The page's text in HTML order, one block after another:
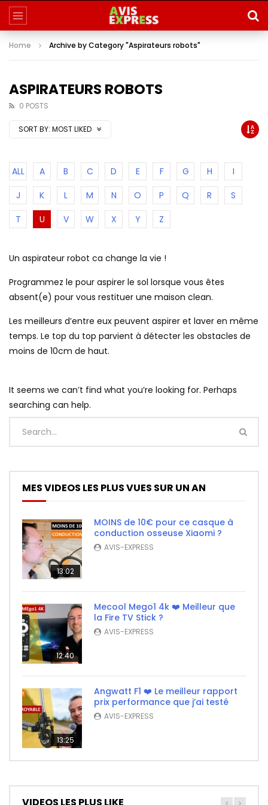
Home Archive by Category "Aspirateurs robots"
ASPIRATEURS ROBOTS
0 POSTS
SORT BY: MOST LIKED
ALL A B C D E F G H
I
J
K L M N O P Q R
S
T
U V W X Y Z
Un aspirateur robot ca change la vie !
Programmez le pour aspirer le sol lorsque vous êtes
absent(e) pour vous restituer une maison clean.
Les meilleurs d’entre eux peuvent aspirer et laver en même
temps. Le top du top parvient à détecter les obstacles de
moins de 10cm de haut.
It seems we can’t find what you’re looking for. Perhaps
searching can help.
MES VIDEOS LES PLUS VUES SUR UN AN
13:02
MOINS de 10€ pour ce casque à
conduction osseuse Xiaomi ?
AVIS-EXPRESS
12:40
Mecool Mego1 4k ❤️ Meilleur que
la Fire TV Stick ?
AVIS-EXPRESS
13:25
Angwatt F1 ❤️ Le meilleur rapport
prix performance que j’ai testé
AVIS-EXPRESS